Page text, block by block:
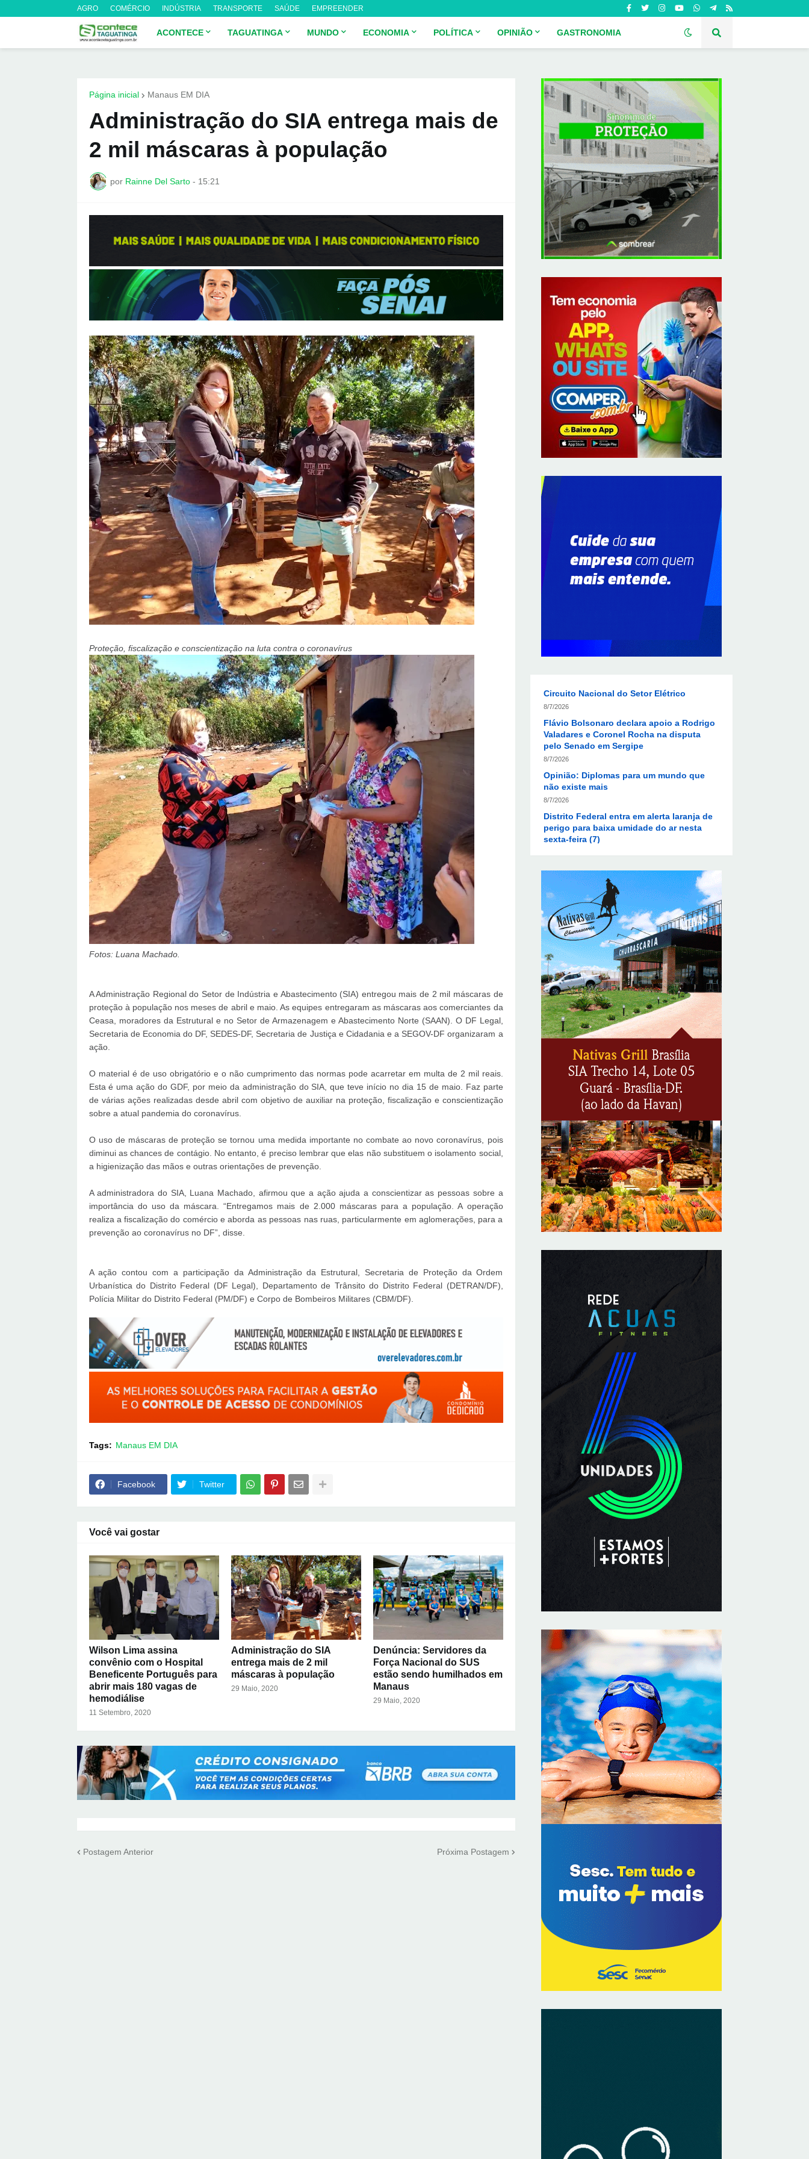
AGRO COMÉRCIO INDÚSTRIA TRANSPORTE SAÚDE EMPREENDER
ACONTECE TAGUATINGA MUNDO ECONOMIA POLÍTICA OPINIÃO GASTRONOMIA
Página inicial Manaus EM DIA
Administração do SIA entrega mais de
2 mil máscaras à população
por Rainne Del Sarto - 15:21
Proteção, fiscalização e conscientização na luta contra o coronavírus
Fotos: Luana Machado.
A Administração Regional do Setor de Indústria e Abastecimento (SIA) entregou mais de 2 mil máscaras de
proteção à população nos meses de abril e maio. As equipes entregaram as máscaras aos comerciantes da
Ceasa, moradores da Estrutural e no Setor de Armazenagem e Abastecimento Norte (SAAN). O DF Legal,
Secretaria de Economia do DF, SEDES-DF, Secretaria de Justiça e Cidadania e a SEGOV-DF organizaram a
ação.
O material é de uso obrigatório e o não cumprimento das normas pode acarretar em multa de 2 mil reais.
Esta é uma ação do GDF, por meio da administração do SIA, que teve início no dia 15 de maio. Faz parte
de várias ações realizadas desde abril com objetivo de auxiliar na proteção, fiscalização e conscientização
sobre a atual pandemia do coronavírus.
O uso de máscaras de proteção se tornou uma medida importante no combate ao novo coronavírus, pois
diminui as chances de contágio. No entanto, é preciso lembrar que elas não substituem o isolamento social,
a higienização das mãos e outras orientações de prevenção.
A administradora do SIA, Luana Machado, afirmou que a ação ajuda a conscientizar as pessoas sobre a
importância do uso da máscara. “Entregamos mais de 2.000 máscaras para a população. A operação
realiza a fiscalização do comércio e aborda as pessoas nas ruas, particularmente em aglomerações, para a
prevenção ao coronavírus no DF”, disse.
A ação contou com a participação da Administração da Estrutural, Secretaria de Proteção da Ordem
Urbanística do Distrito Federal (DF Legal), Departamento de Trânsito do Distrito Federal (DETRAN/DF),
Polícia Militar do Distrito Federal (PM/DF) e Corpo de Bombeiros Militares (CBM/DF).
Tags: Manaus EM DIA
Facebook Twitter
Você vai gostar
Wilson Lima assina
convênio com o Hospital
Beneficente Português para
abrir mais 180 vagas de
hemodiálise
11 Setembro, 2020
Administração do SIA
entrega mais de 2 mil
máscaras à população
29 Maio, 2020
Denúncia: Servidores da
Força Nacional do SUS
estão sendo humilhados em
Manaus
29 Maio, 2020
Postagem Anterior Próxima Postagem
Em convenção do Republicanos, Flávio
Bolsonaro anuncia apoio a Cristiane Britto
ABIMAQ promove workshop sobre contas
KRJ destaca conector KARP durante o 55º
Flávio Bolsonaro declara apoio a Rodrigo
Valadares e Coronel Rocha na disputa
Opinião: Diplomas para um mundo que
não existe mais
Distrito Federal entra em alerta laranja de
perigo para baixa umidade do ar nesta
Ampliada oferta de tratamento menos
8/7/2026
Sala de Concerto, da Rádio MEC, celebra
Radamés Gnattali nesta sexta
8/7/2026
Indígenas Pirahã vão ter acesso a
consultas e exames em expedição do SUS
no Amazonas
8/7/2026
Reposição de testosterona não é
obrigatória para mulheres
8/7/2026
Em convenção do Republicanos, Flávio
Bolsonaro anuncia apoio a Cristiane Britto
ABIMAQ promove workshop sobre contas
correntes em moeda estrangeira para
pessoas jurídicas
KRJ destaca conector KARP durante o 55º
Circuito Nacional do Setor Elétrico
8/7/2026
Flávio Bolsonaro declara apoio a Rodrigo
Valadares e Coronel Rocha na disputa
pelo Senado em Sergipe
8/7/2026
Opinião: Diplomas para um mundo que
não existe mais
Distrito Federal entra em alerta laranja de
Ampliada oferta de tratamento menos
invasivo para obstruções nas artérias do
coração no Hospital de Base
Sala de Concerto, da Rádio MEC, celebra
Radamés Gnattali nesta sexta
8/7/2026
Indígenas Pirahã vão ter acesso a
consultas e exames em expedição do SUS
no Amazonas
Reposição de testosterona não é
obrigatória para mulheres